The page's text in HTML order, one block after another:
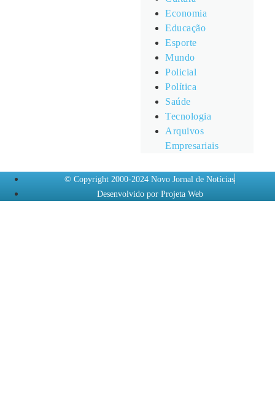
Economia
Educação
Esporte
Mundo
Policial
Política
Saúde
Tecnologia
Arquivos
Empresariais
© Copyright 2000-2024 Novo Jornal de Notícias
Desenvolvido por Projeta Web